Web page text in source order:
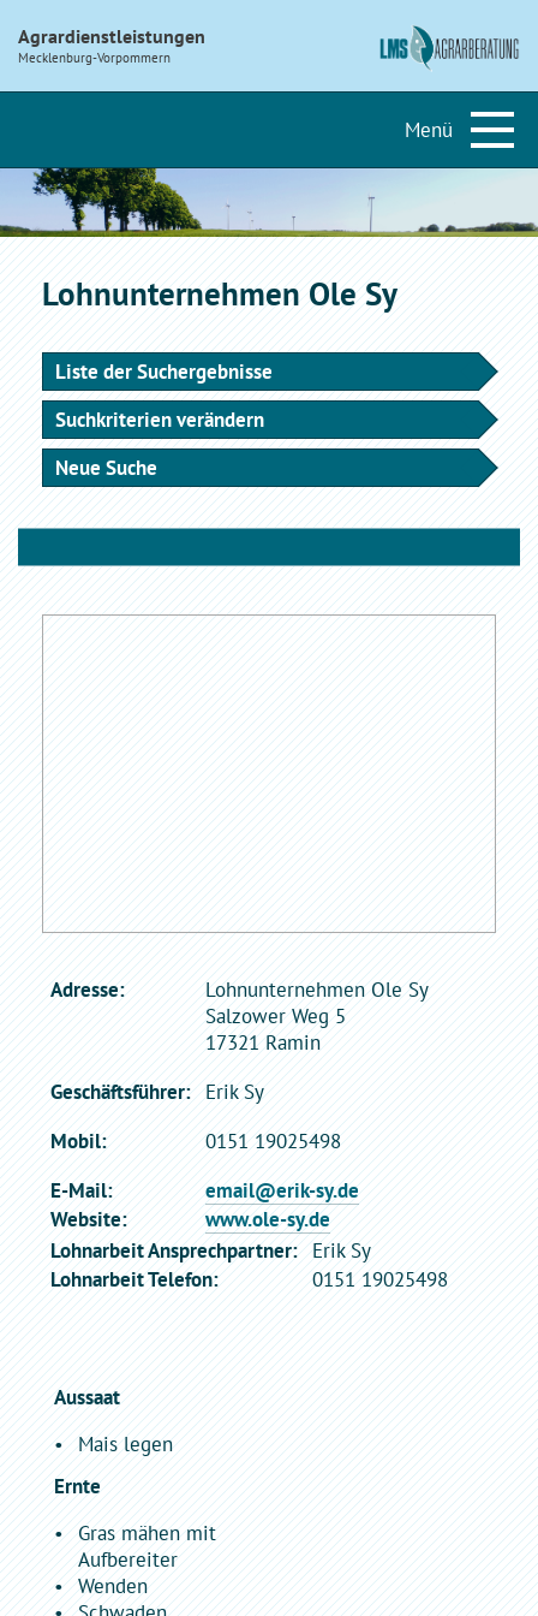
Agrardienstleistungen
Mecklenburg-Vorpommern
Lohnunternehmen Ole Sy
Liste der Suchergebnisse
Suchkriterien verändern
Neue Suche
Adresse:
Lohnunternehmen Ole Sy
Salzower Weg 5
17321 Ramin
Geschäftsführer: Erik Sy
Mobil:
0151 19025498
E-Mail:
email@erik-sy.de
Website:
www.ole-sy.de
Lohnarbeit Ansprechpartner: Erik Sy
Lohnarbeit Telefon:
0151 19025498
Aussaat
Mais legen
Ernte
Gras mähen mit
Aufbereiter
Wenden